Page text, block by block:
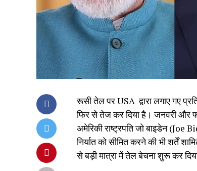
रूसी तेल पर USA द्वारा लगाए गए
फिर से तेज कर दिया है। जनवरी और
अमेरिकी राष्ट्रपति जो बाइडेन
निर्यात को सीमित करने की भी शर्तें
से बड़ी मात्रा में तेल बेचना शुरू कर